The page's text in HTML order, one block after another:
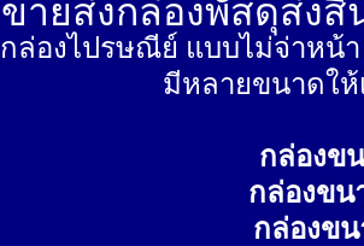
ขายส่งกล่องพัสดุส่ง
กล่องไปรษณีย์ แบบไม่จ่าหน้
มีหลายขนาดให้
กล่องข
กล่องขน
กล่องข